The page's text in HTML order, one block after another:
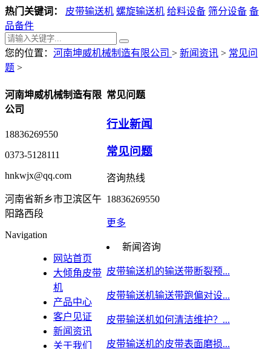
热门关键词： 皮带输送机 螺旋输送机 给料设备 筛分设备 备
品备件
您的位置： 河南坤威机械制造有限公司 > 新闻资讯 > 常见问
题 >
常见问题
行业新闻
常见问题
咨询热线
18836269550
更多
新闻咨询
皮带输送机的输送带断裂预...
皮带输送机输送带跑偏对设...
皮带输送机如何清洁维护？...
皮带输送机的皮带表面磨损...
河南坤威机械制造有限
公司
18836269550
0373-5128111
hnkwjx@qq.com
河南省新乡市卫滨区午
阳路西段
Navigation
网站首页
大倾角皮带
机
产品中心
客户见证
新闻资讯
关于我们